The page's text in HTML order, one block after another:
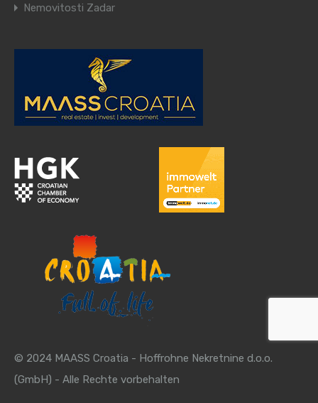
Nemovitosti Zadar
© 2024 MAASS Croatia - Hoffrohne Nekretnine d.o.o.
(GmbH) - Alle Rechte vorbehalten